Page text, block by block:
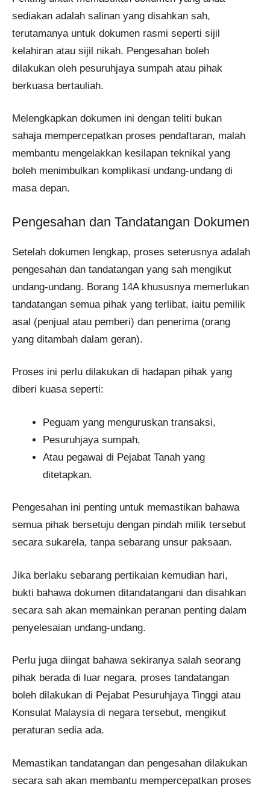
sediakan adalah salinan yang disahkan sah,
terutamanya untuk dokumen rasmi seperti sijil
kelahiran atau sijil nikah. Pengesahan boleh
dilakukan oleh pesuruhjaya sumpah atau pihak
berkuasa bertauliah.
Melengkapkan dokumen ini dengan teliti bukan
sahaja mempercepatkan proses pendaftaran, malah
membantu mengelakkan kesilapan teknikal yang
boleh menimbulkan komplikasi undang-undang di
masa depan.
Pengesahan dan Tandatangan Dokumen
Setelah dokumen lengkap, proses seterusnya adalah
pengesahan dan tandatangan yang sah mengikut
undang-undang. Borang 14A khususnya memerlukan
tandatangan semua pihak yang terlibat, iaitu pemilik
asal (penjual atau pemberi) dan penerima (orang
yang ditambah dalam geran).
Proses ini perlu dilakukan di hadapan pihak yang
diberi kuasa seperti:
Peguam yang menguruskan transaksi,
Pesuruhjaya sumpah,
Atau pegawai di Pejabat Tanah yang
ditetapkan.
Pengesahan ini penting untuk memastikan bahawa
semua pihak bersetuju dengan pindah milik tersebut
secara sukarela, tanpa sebarang unsur paksaan.
Jika berlaku sebarang pertikaian kemudian hari,
bukti bahawa dokumen ditandatangani dan disahkan
secara sah akan memainkan peranan penting dalam
penyelesaian undang-undang.
Perlu juga diingat bahawa sekiranya salah seorang
pihak berada di luar negara, proses tandatangan
boleh dilakukan di Pejabat Pesuruhjaya Tinggi atau
Konsulat Malaysia di negara tersebut, mengikut
peraturan sedia ada.
Memastikan tandatangan dan pengesahan dilakukan
secara sah akan membantu mempercepatkan proses